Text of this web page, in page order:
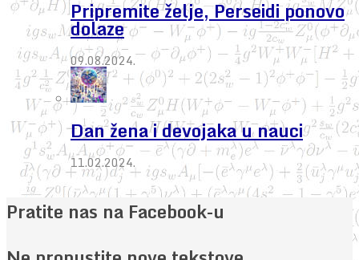
Pripremite želje, Perseidi ponovo
dolaze
09.08.2024.
Dan žena i devojaka u nauci
11.02.2024.
Pratite nas na Facebook-u